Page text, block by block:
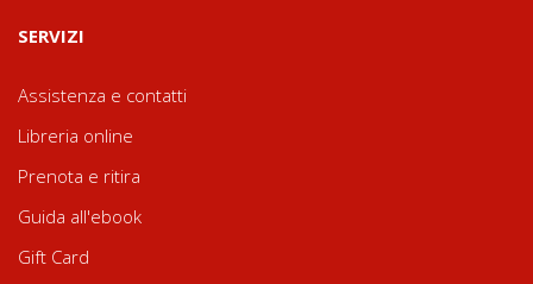
SERVIZI
Assistenza e contatti
Libreria online
Prenota e ritira
Guida all'ebook
Gift Card